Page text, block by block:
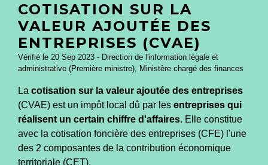
COTISATION SUR LA
VALEUR AJOUTÉE DES
ENTREPRISES (CVAE)
Vérifié le 20 Sep 2023 - Direction de l'information légale et
administrative (Première ministre), Ministère chargé des finances
La cotisation sur la valeur ajoutée des entreprises
(CVAE) est un impôt local dû par les entreprises qui
réalisent un certain chiffre d'affaires. Elle constitue
avec la cotisation foncière des entreprises (CFE) l'une
des 2 composantes de la contribution économique
territoriale (CET).